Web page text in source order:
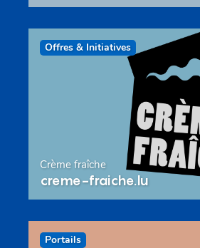
Offres & Initiatives
Crème fraîche
creme-fraiche.lu
Portails